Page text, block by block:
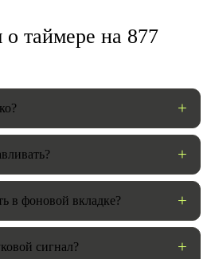
таймере на 877
в фоновой вкладке?
сигнал?